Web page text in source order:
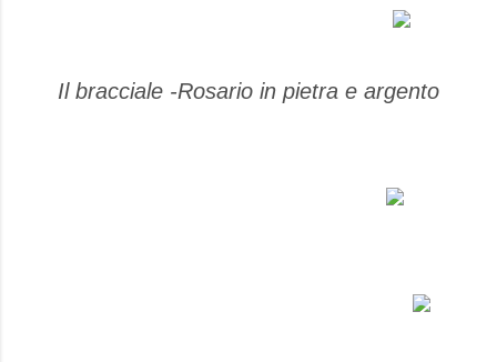
Il bracciale -Rosario in pietra e argento